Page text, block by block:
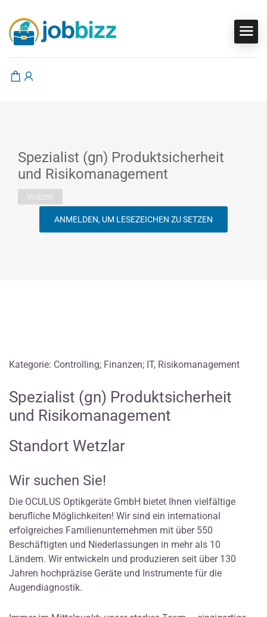
Spezialist (gn) Produktsicherheit
und Risikomanagement
Vollzeit
ANMELDEN, UM LESEZEICHEN ZU SETZEN
Kategorie: Controlling; Finanzen; IT, Risikomanagement
Spezialist (gn) Produktsicherheit
und Risikomanagement
Standort Wetzlar
Wir suchen Sie!
Die OCULUS Optikgeräte GmbH bietet Ihnen vielfältige
berufliche Möglichkeiten! Wir sind ein international
erfolgreiches Familienunternehmen mit über 550
Beschäftigten und Niederlassungen in mehr als 10
Ländern. Wir entwickeln und produzieren seit über 130
Jahren hochpräzise Geräte und Instrumente für die
Augendiagnostik.